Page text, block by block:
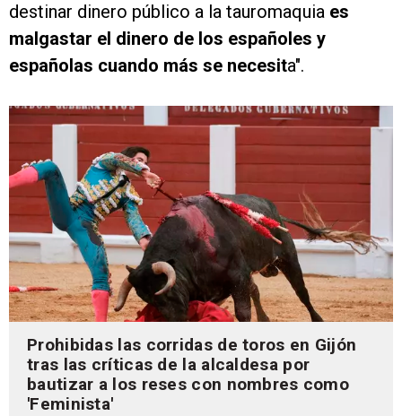
destinar dinero público a la tauromaquia es
malgastar el dinero de los españoles y
españolas cuando más se necesita".
Prohibidas las corridas de toros en Gijón
tras las críticas de la alcaldesa por
bautizar a los reses con nombres como
'Feminista'